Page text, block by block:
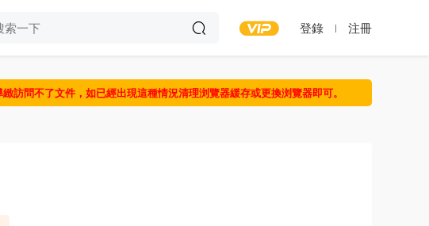
登錄 注冊
訪問不了文件，如已經出現這種情況清理浏覽器緩存或更換浏覽器即可。